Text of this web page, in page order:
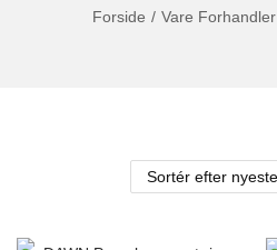
Forside / Vare Forhandler